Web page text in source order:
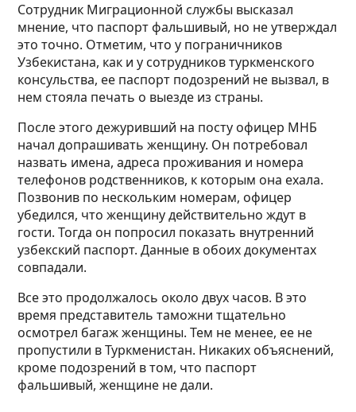
Сотрудник Миграционной службы высказал
мнение, что паспорт фальшивый, но не утверждал
это точно. Отметим, что у пограничников
Узбекистана, как и у сотрудников туркменского
консульства, ее паспорт подозрений не вызвал, в
нем стояла печать о выезде из страны.
После этого дежуривший на посту офицер МНБ
начал допрашивать женщину. Он потребовал
назвать имена, адреса проживания и номера
телефонов родственников, к которым она ехала.
Позвонив по нескольким номерам, офицер
убедился, что женщину действительно ждут в
гости. Тогда он попросил показать внутренний
узбекский паспорт. Данные в обоих документах
совпадали.
Все это продолжалось около двух часов. В это
время представитель таможни тщательно
осмотрел багаж женщины. Тем не менее, ее не
пропустили в Туркменистан. Никаких объяснений,
кроме подозрений в том, что паспорт
фальшивый, женщине не дали.